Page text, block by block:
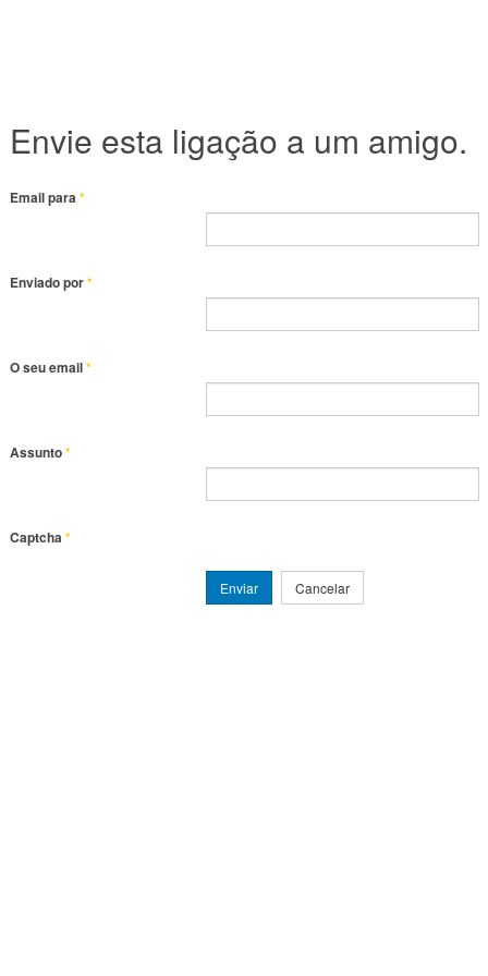
Envie esta ligação a um amigo.
Email para*
Enviado por*
O seu email*
Assunto*
Captcha*
Enviar Cancelar